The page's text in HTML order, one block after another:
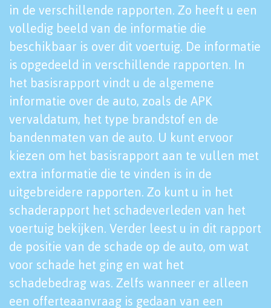
in de verschillende rapporten. Zo heeft u een
volledig beeld van de informatie die
beschikbaar is over dit voertuig. De informatie
is opgedeeld in verschillende rapporten. In
het basisrapport vindt u de algemene
informatie over de auto, zoals de APK
vervaldatum, het type brandstof en de
bandenmaten van de auto. U kunt ervoor
kiezen om het basisrapport aan te vullen met
extra informatie die te vinden is in de
uitgebreidere rapporten. Zo kunt u in het
schaderapport het schadeverleden van het
voertuig bekijken. Verder leest u in dit rapport
de positie van de schade op de auto, om wat
voor schade het ging en wat het
schadebedrag was. Zelfs wanneer er alleen
een offerteaanvraag is gedaan van een